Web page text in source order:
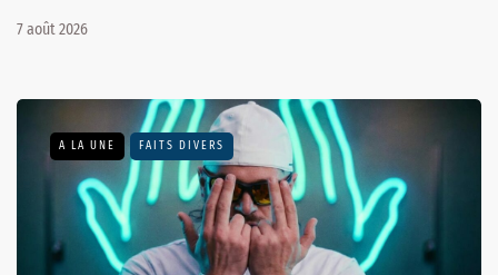
7 août 2026
A LA UNE FAITS DIVERS